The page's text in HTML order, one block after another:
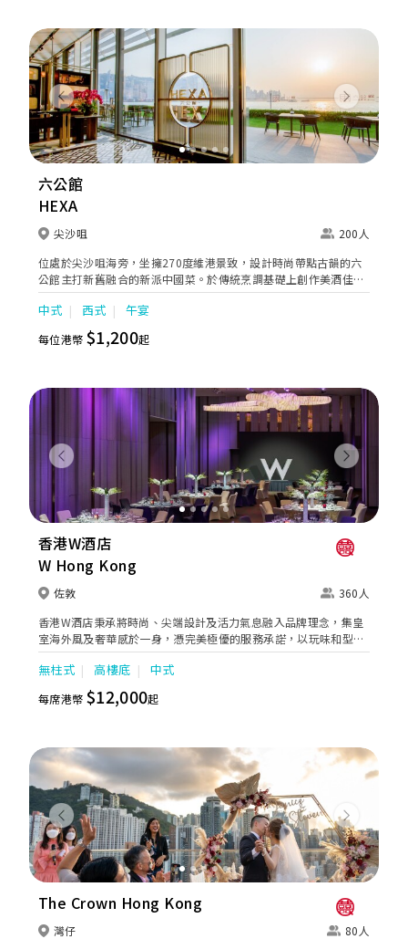
Previous Next
六公館
HEXA
尖沙咀
200人
位處於尖沙咀海旁，坐擁270度維港景致，設計時尚帶點古韻的六
公館主打新舊融合的新派中國菜。於傳統烹調基礎上創作美酒佳
餚，帶來更豐富的餐飲體驗。
中式 西式 午宴
每位港幣 $1,200起
Previous Next
香港W酒店
W Hong Kong
佐敦
360人
香港W酒店秉承將時尚、尖端設計及活力氣息融入品牌理念，集皇
室海外風及奢華感於一身，憑完美極優的服務承諾，以玩味和型格
姿態為新人創造難以忘懷的世紀婚禮！超高樓底21呎的盛大華麗
GREAT ROOM宴會廳，採用無柱式設計，配合開揚巨大的落地玻璃
窗，飽覽壯麗海景。
無柱式 高樓底 中式
每席港幣 $12,000起
Previous Next
The Crown Hong Kong
灣仔
80人